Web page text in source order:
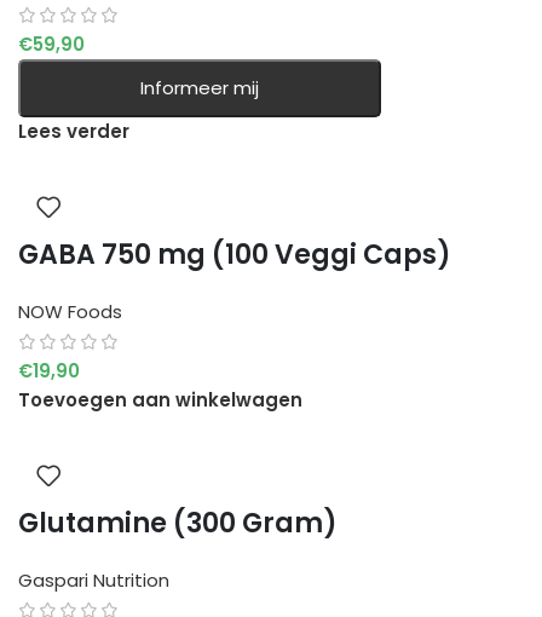
€59,90
Informeer mij
Lees verder
GABA 750 mg (100 Veggi Caps)
NOW Foods
€19,90
Toevoegen aan winkelwagen
Glutamine (300 Gram)
Gaspari Nutrition